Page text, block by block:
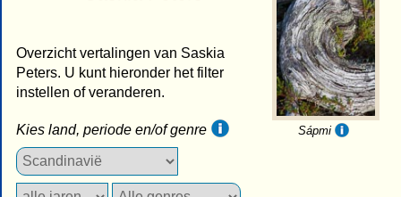
Sápmi
Overzicht vertalingen van Saskia
Peters. U kunt hieronder het filter
instellen of veranderen.
Kies land, periode en/of genre